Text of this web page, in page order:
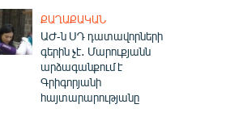
ՔԱՂԱՔԱԿԱՆ
ԱԺ-ն ՍԴ դատավորների
գերին չէ․ Մարուքյանն
արձագանքում է
Գրիգորյանի
հայտարարությանը